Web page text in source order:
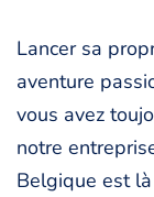
Lancer sa
aventure
vous avez
notre
Belgique est